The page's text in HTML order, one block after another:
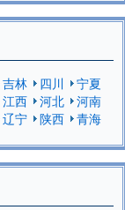
吉林 四川
宁夏
江西 河北
河南
辽宁 陕西
青海